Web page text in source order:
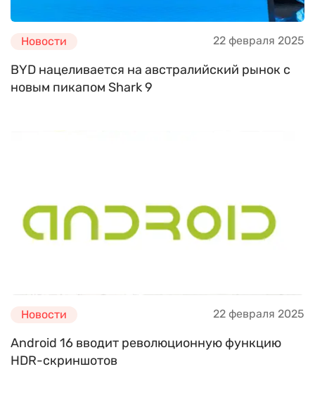
Новости 22 февраля 2025
BYD нацеливается на австралийский рынок с
новым пикапом Shark 9
Новости 22 февраля 2025
Android 16 вводит революционную функцию
HDR-скриншотов